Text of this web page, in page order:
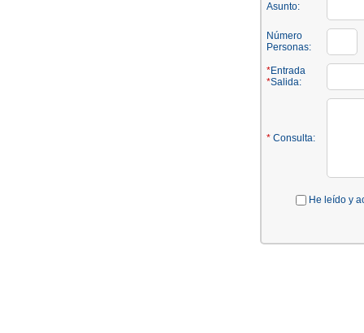
Asunto:
Número
Personas:
*Entrada
*Salida:
* Consulta:
He leído y